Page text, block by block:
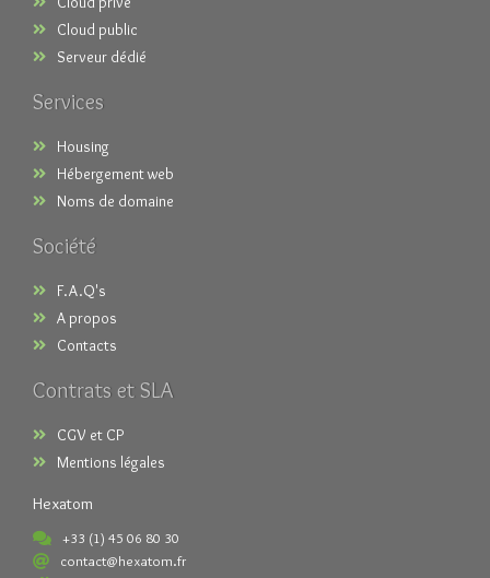
Cloud public
Serveur dédié
Services
Housing
Hébergement web
Noms de domaine
Société
F.A.Q's
A propos
Contacts
Contrats et SLA
CGV et CP
Mentions légales
Hexatom
+33 (1) 45 06 80 30
contact@hexatom.fr